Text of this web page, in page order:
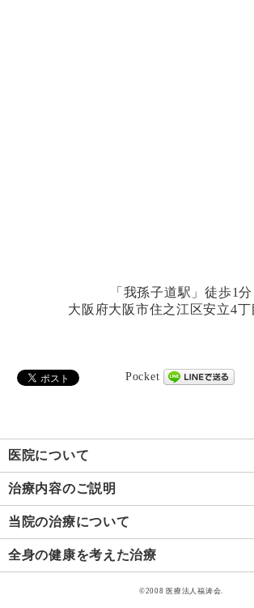
「我孫子道駅」徒歩1分
大阪府大阪市住之江区安立4丁
Pocket
医院について
治療内容のご説明
当院の治療について
全身の健康を考えた治療
©2008 医療法人福涛会.